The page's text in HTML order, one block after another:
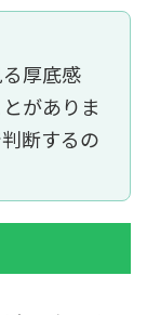
厚底感
がありま
断するの